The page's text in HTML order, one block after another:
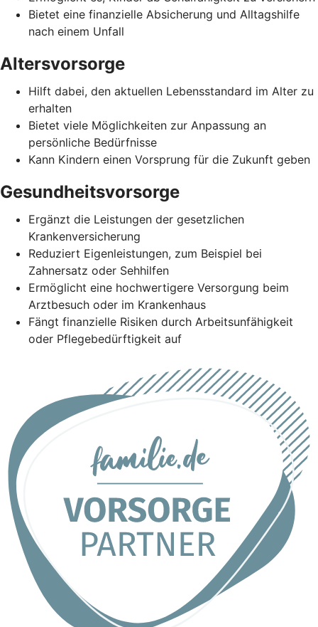
Bietet eine finanzielle Absicherung und Alltagshilfe
nach einem Unfall
Altersvorsorge
Hilft dabei, den aktuellen Lebensstandard im Alter zu
erhalten
Bietet viele Möglichkeiten zur Anpassung an
persönliche Bedürfnisse
Kann Kindern einen Vorsprung für die Zukunft geben
Gesundheitsvorsorge
Ergänzt die Leistungen der gesetzlichen
Krankenversicherung
Reduziert Eigenleistungen, zum Beispiel bei
Zahnersatz oder Sehhilfen
Ermöglicht eine hochwertigere Versorgung beim
Arztbesuch oder im Krankenhaus
Fängt finanzielle Risiken durch Arbeitsunfähigkeit
oder Pflegebedürftigkeit auf